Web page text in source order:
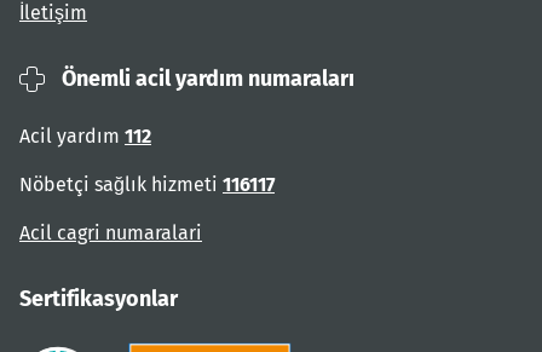
İletişim
Önemli acil yardım numaraları
Acil yardım 112
Nöbetçi sağlık hizmeti 116117
Acil cagri numaralari
Sertifikasyonlar